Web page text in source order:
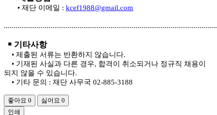
• 재단 이메일 : kcef1988@gmail.com
￭ 기타사항
• 제출된 서류는 반환하지 않습니다.
• 기재된 사실과 다른 경우, 합격이 취소되거나 정규직 채용이
되지 않을 수 있습니다.
• 기타 문의 : 재단 사무국 02-885-3188
좋아요 0 싫어요 0
인쇄